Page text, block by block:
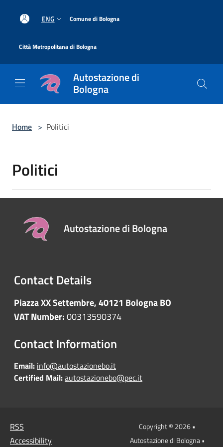
ENG Comune di Bologna
Città Metropolitana di Bologna
Autostazione di
Bologna
Home > Politici
Politici
Autostazione di Bologna
Contact Details
Piazza XX Settembre, 40121 Bologna BO
VAT Number:00313590374
Contact Information
Email: info@autostazionebo.it
Certified Mail:autostazionebo@pec.it
RSS
Accessibility
Copyright © 2026 •
Autostazione di Bologna •